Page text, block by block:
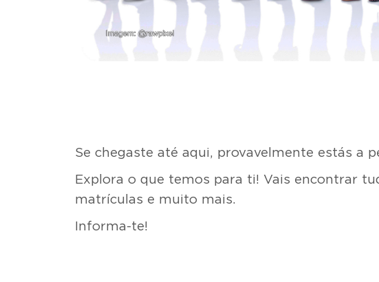
Se chegaste até aqui, provavelmente estás a
Explora o que temos para ti! Vais encontrar
matrículas e muito mais.
Informa-te!